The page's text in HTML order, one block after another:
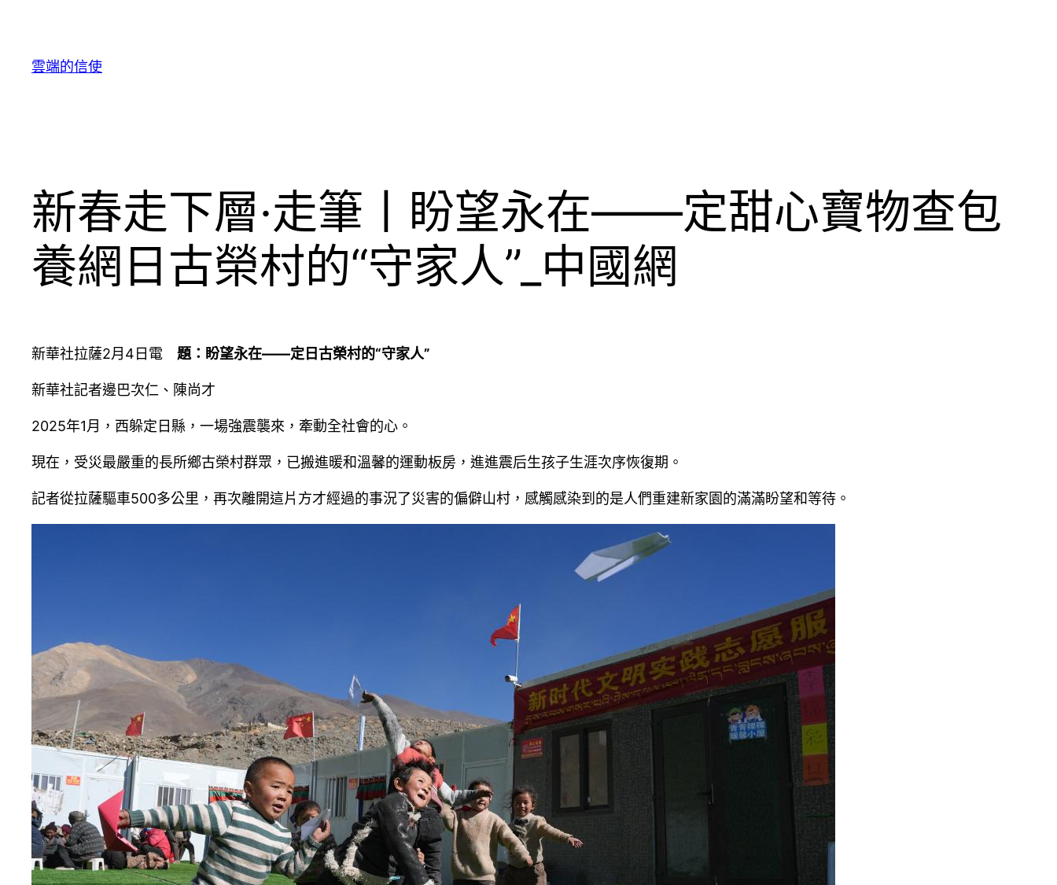
雲端的信使
新春走下層·走筆丨盼望永在——定甜心寶物查包
養網日古榮村的“守家人”_中國網
新華社拉薩2月4日電 題：盼望永在——定日古榮村的“守家人”
新華社記者邊巴次仁、陳尚才
2025年1月，西躲定日縣，一場強震襲來，牽動全社會的心。
現在，受災最嚴重的長所鄉古榮村群眾，已搬進暖和溫馨的運動板房，進進震后生孩子生涯次序恢復期。
記者從拉薩驅車500多公里，再次離開這片方才經過的事況了災害的偏僻山村，感觸感染到的是人們重建新家園的滿滿盼望和等待。